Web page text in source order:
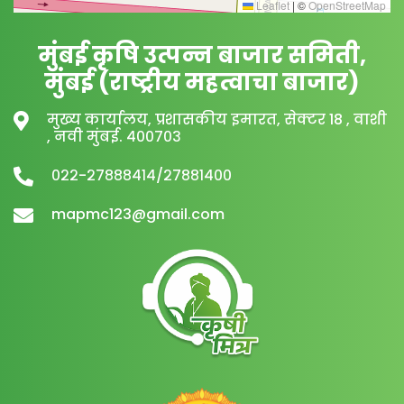
Leaflet | ©OpenStreetMap
मुंबई कृषि उत्पन्न बाजार समिती,
मुंबई (राष्ट्रीय महत्वाचा बाजार)
मुख्य कार्यालय, प्रशासकीय इमारत, सेक्टर 18 , वाशी
, नवी मुंबई. ४००७०३
०२२-२७८८८४१४/२७८८१४००
mapmc123@gmail.com